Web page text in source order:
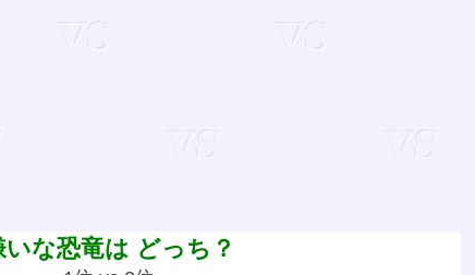
いな恐竜は どっち？